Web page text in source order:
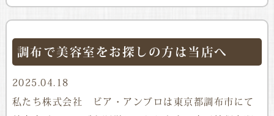
調布で美容室をお探しの方は当店へ
2025.04.18
私たち株式会社 ビア・アンブロは東京都調布市にて